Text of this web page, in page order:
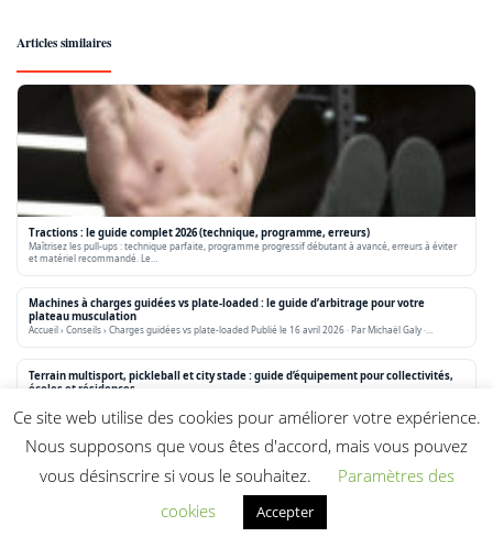
Articles similaires
Tractions : le guide complet 2026 (technique, programme, erreurs)
Maîtrisez les pull-ups : technique parfaite, programme progressif débutant à avancé, erreurs à éviter
et matériel recommandé. Le…
Machines à charges guidées vs plate-loaded : le guide d’arbitrage pour votre
plateau musculation
Accueil › Conseils › Charges guidées vs plate-loaded Publié le 16 avril 2026 · Par Michaël Galy ·…
Terrain multisport, pickleball et city stade : guide d’équipement pour collectivités,
écoles et résidences
Équipements associés
Banc Training TRAINER – Appareil de Fitness Extérieur (monté sur pylone)
TRAINER Banc Pédalier – Appareil de Fitness Extérieur
Ce site web utilise des cookies pour améliorer votre expérience.
Nous supposons que vous êtes d'accord, mais vous pouvez
vous désinscrire si vous le souhaitez.
Paramètres des
cookies
Accepter